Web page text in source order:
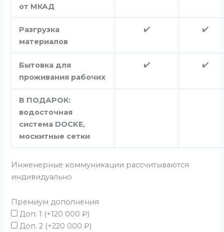
от МКАД
Разгрузка
материалов
✔️ ✔️
Бытовка для
проживания рабочих
✔️ ✔️
В ПОДАРОК:
водосточная
система DOCKE,
москитные сетки
Инженерные коммуникации рассчитываются
индивидуально
Премиум дополнения
Доп. 1 (+120 000₽)
Доп. 2 (+220 000₽)